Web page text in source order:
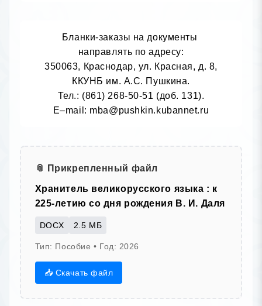
Бланки-заказы на документы
направлять по адресу:
350063, Краснодар, ул. Красная, д. 8,
ККУНБ им. А.С. Пушкина.
Тел.: (861) 268-50-51 (доб. 131).
Е–mail: mba@pushkin.kubаnnet.ru
📎 Прикрепленный файл
Хранитель великорусского языка : к
225-летию со дня рождения В. И. Даля
DOCX 2.5 МБ
Тип: Пособие • Год: 2026
📥 Скачать файл